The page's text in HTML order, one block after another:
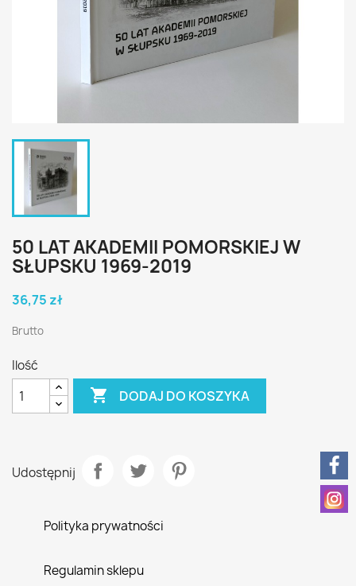
50 LAT AKADEMII POMORSKIEJ W
SŁUPSKU 1969-2019
36,75 zł
Brutto
Ilość
 DODAJ DO KOSZYKA
Udostępnij
Polityka prywatności
Regulamin sklepu